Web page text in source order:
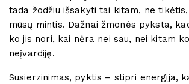
tada žodžiu išsakyti tai kitam, ne
mūsų mintis. Dažnai žmonės pyksta,
ko jis nori, kai nėra nei sau, nei kitam
neįvardiję.
Susierzinimas, pyktis – stipri energija,